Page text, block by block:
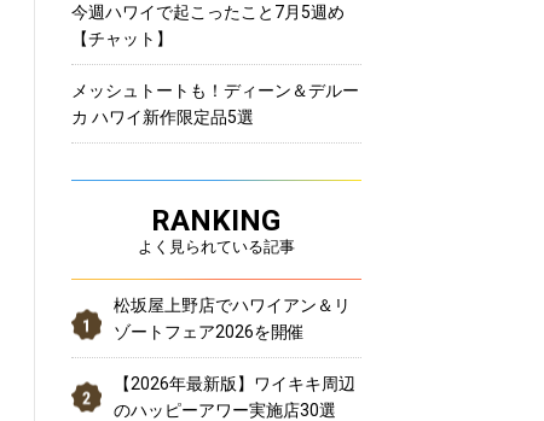
今週ハワイで起こったこと7月5週め
【チャット】
メッシュトートも！ディーン＆デルー
カ ハワイ新作限定品5選
RANKING
よく見られている記事
松坂屋上野店でハワイアン＆リ
ゾートフェア2026を開催
【2026年最新版】ワイキキ周辺
のハッピーアワー実施店30選